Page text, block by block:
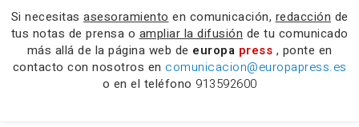
Si necesitas asesoramiento en comunicación, redacción de
tus notas de prensa o ampliar la difusión de tu comunicado
más allá de la página web de europa press , ponte en
contacto con nosotros en comunicacion@europapress.es
o en el teléfono 913592600